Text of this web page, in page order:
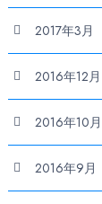
2017年3月
2016年12月
2016年10月
2016年9月